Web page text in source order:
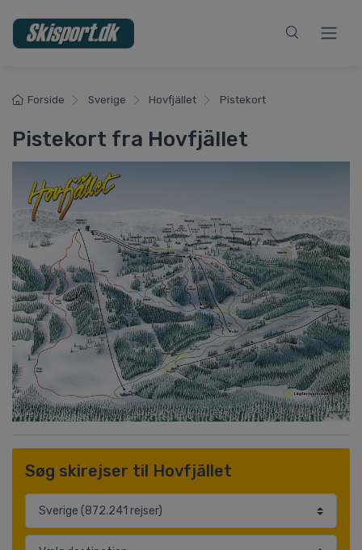
Forside Sverige Hovfjället Pistekort
Pistekort fra Hovfjället
Søg skirejser til Hovfjället